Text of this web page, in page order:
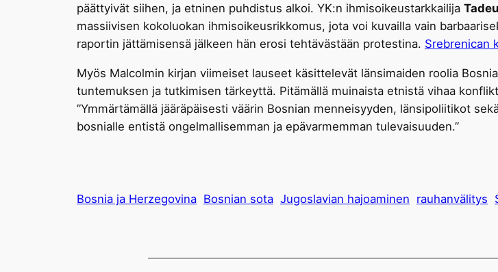
päättyivät siihen, ja etninen puhdistus alkoi. YK:n ihmisoikeustarkkailija
massiivisen kokoluokan ihmisoikeusrikkomus, jota voi kuvailla vain
raportin jättämisensä jälkeen hän erosi tehtävästään protestina. Srebrenican
Myös Malcolmin kirjan viimeiset lauseet käsittelevät länsimaiden roolia
tuntemuksen ja tutkimisen tärkeyttä. Pitämällä muinaista etnistä vihaa
”Ymmärtämällä jääräpäisesti väärin Bosnian menneisyyden, länsipoliitikot
bosnialle entistä ongelmallisemman ja epävarmemman tulevaisuuden.”
Bosnia ja Herzegovina Bosnian sota Jugoslavian hajoaminen rauhanvälitys